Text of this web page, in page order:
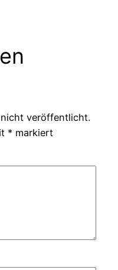
veröffentlicht.
* markiert